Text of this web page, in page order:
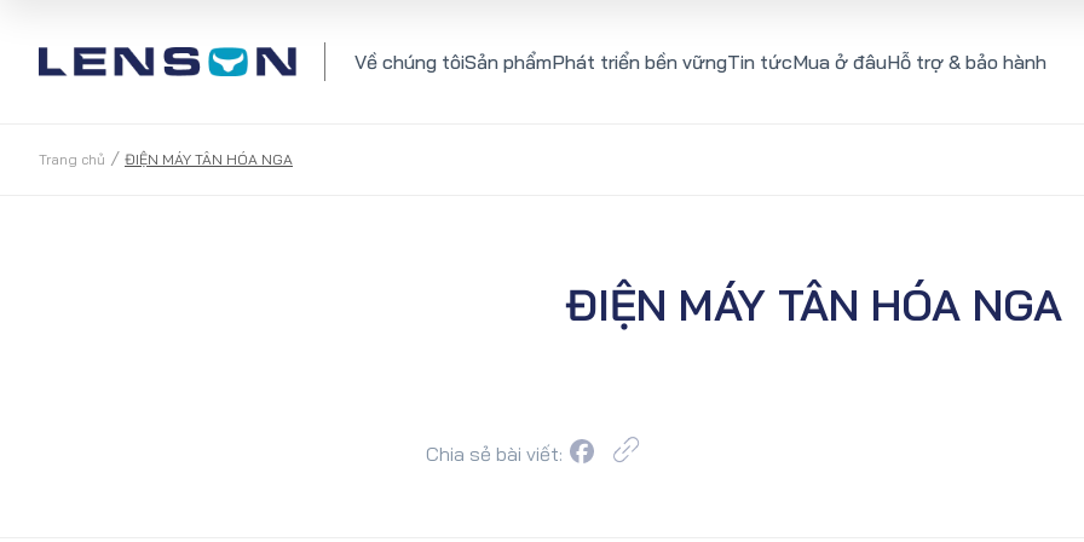
Về chúng tôiSản phẩmPhát triển bền vữngTin tứcMua ở đâuHỗ trợ & bảo hành
Trang chủ / ĐIỆN MÁY TÂN HÓA NGA
ĐIỆN MÁY TÂN HÓA NGA
Chia sẻ bài viết: